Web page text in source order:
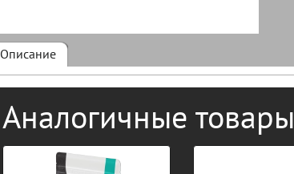
Описание
Аналогичные товары